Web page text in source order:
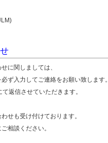
に関しましては、
ず入力してご連絡をお願い致します。
返信させていただきます。
せも受け付けております。
相談ください。